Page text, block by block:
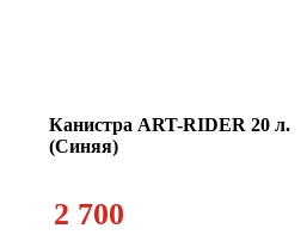
Канистра ART-RIDER 20 л.
(Синяя)
2 700